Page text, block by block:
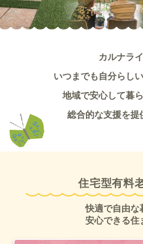
カルナライ
いつまでも自分らし
地域で安心して暮
総合的な支援を提
住宅型有料
快適で自由な
安心できる住